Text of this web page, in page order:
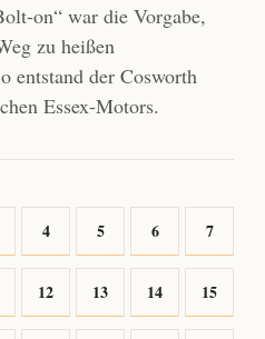
on“ war die Vorgabe,
zu heißen
entstand der Cosworth
Essex-Motors.
4 5 6 7
12 13 14 15